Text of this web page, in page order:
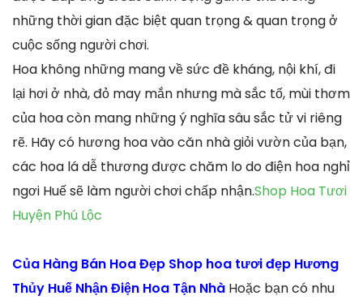
những thời gian đặc biệt quan trọng & quan trọng ở
cuộc sống người chơi.
Hoa không những mang về sức đề kháng, nội khí, đi
lại hơi ở nhà, đỏ may mắn nhưng mà sắc tố, mùi thơm
của hoa còn mang những ý nghĩa sâu sắc tử vi riêng
rẽ. Hãy có hương hoa vào căn nhà giỏi vườn của bạn,
các hoa lá dễ thương được chăm lo do điện hoa nghỉ
ngơi Huế sẽ làm người chơi chấp nhận.Shop Hoa Tươi
Huyện Phú Lộc
Của Hàng Bán Hoa Đẹp Shop hoa tươi đẹp Hương
Thủy Huế Nhận Điện Hoa Tận Nhà Hoặc bạn có nhu